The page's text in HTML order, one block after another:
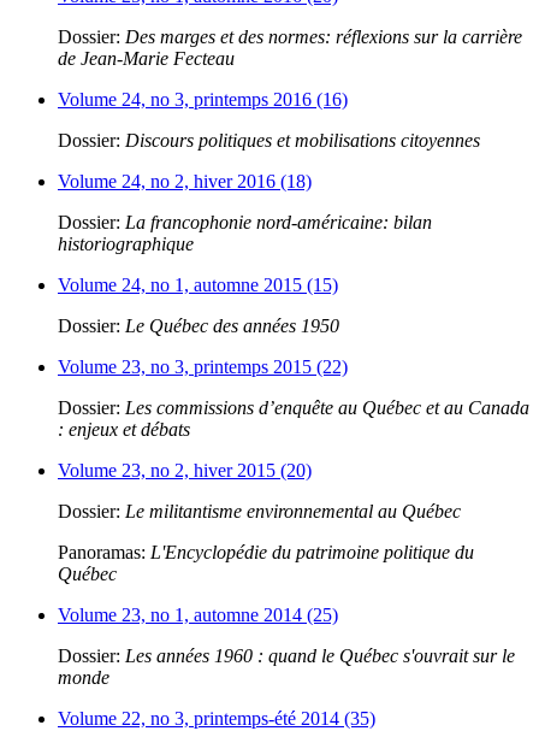
Dossier: Des marges et des normes: réflexions sur la carrière
de Jean-Marie Fecteau
Volume 24, no 3, printemps 2016 (16)
Dossier: Discours politiques et mobilisations citoyennes
Volume 24, no 2, hiver 2016 (18)
Dossier: La francophonie nord-américaine: bilan
historiographique
Volume 24, no 1, automne 2015 (15)
Dossier: Le Québec des années 1950
Volume 23, no 3, printemps 2015 (22)
Dossier: Les commissions d’enquête au Québec et au Canada
: enjeux et débats
Volume 23, no 2, hiver 2015 (20)
Dossier: Le militantisme environnemental au Québec
Panoramas: L'Encyclopédie du patrimoine politique du
Québec
Volume 23, no 1, automne 2014 (25)
Dossier: Les années 1960 : quand le Québec s'ouvrait sur le
monde
Volume 22, no 3, printemps-été 2014 (35)